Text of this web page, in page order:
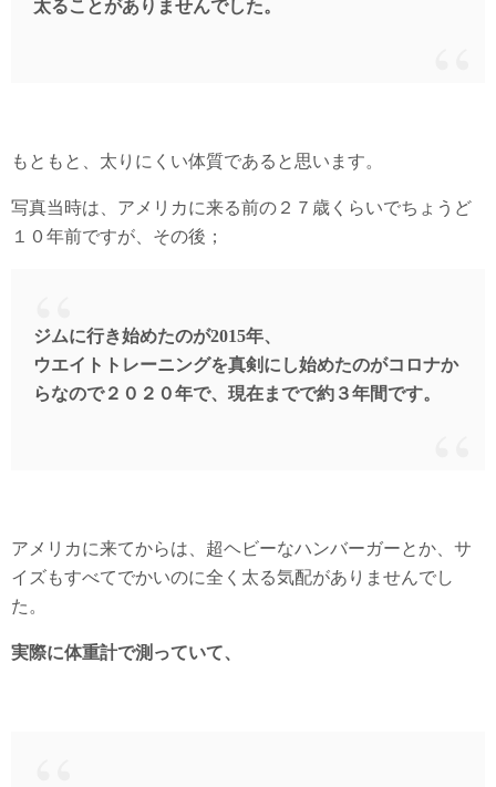
太ることがありませんでした。
もともと、太りにくい体質であると思います。
写真当時は、アメリカに来る前の２７歳くらいでちょうど
１０年前ですが、その後；
ジムに行き始めたのが2015年、
ウエイトトレーニングを真剣にし始めたのがコロナか
らなので２０２０年で、現在までで約３年間です。
アメリカに来てからは、超ヘビーなハンバーガーとか、サ
イズもすべてでかいのに全く太る気配がありませんでし
た。
実際に体重計で測っていて、